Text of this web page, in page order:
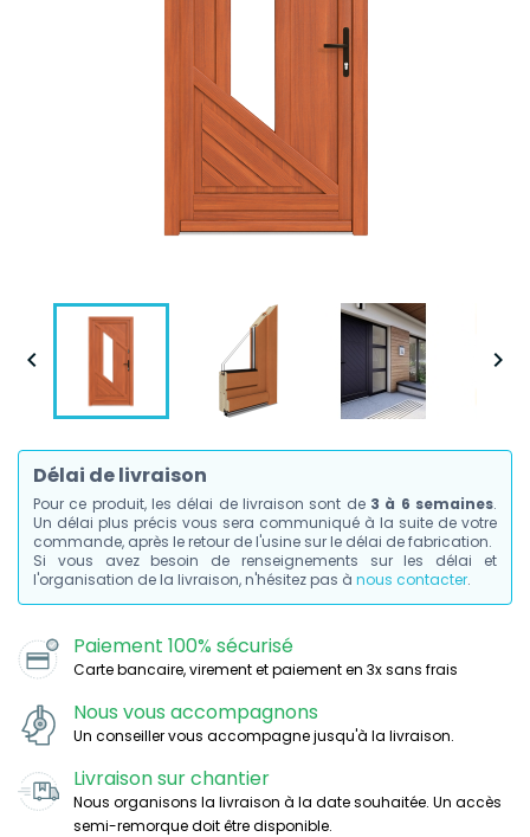
 
Délai de livraison
Pour ce produit, les délai de livraison sont de 3 à 6 semaines.
Un délai plus précis vous sera communiqué à la suite de votre
commande, après le retour de l'usine sur le délai de fabrication.
Si vous avez besoin de renseignements sur les délai et
l'organisation de la livraison, n'hésitez pas à nous contacter.
Paiement 100% sécurisé
Carte bancaire, virement et paiement en 3x sans frais
Nous vous accompagnons
Un conseiller vous accompagne jusqu'à la livraison.
Livraison sur chantier
Nous organisons la livraison à la date souhaitée. Un accès
semi-remorque doit être disponible.